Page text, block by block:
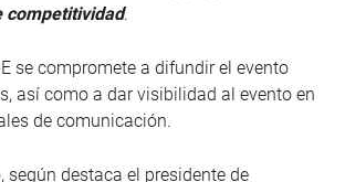
competitividad.
se compromete a difundir el evento
así como a dar visibilidad al evento en
de comunicación.
según destaca el presidente de